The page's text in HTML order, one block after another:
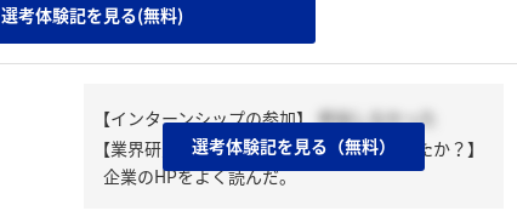
選考体験記を見る(無料)
【インターンシップの参加】 参加しなかった
【業界研究・企業研究はどんな風にしましたか？】
企業のHPをよく読んだ。
選考体験記を見る（無料）